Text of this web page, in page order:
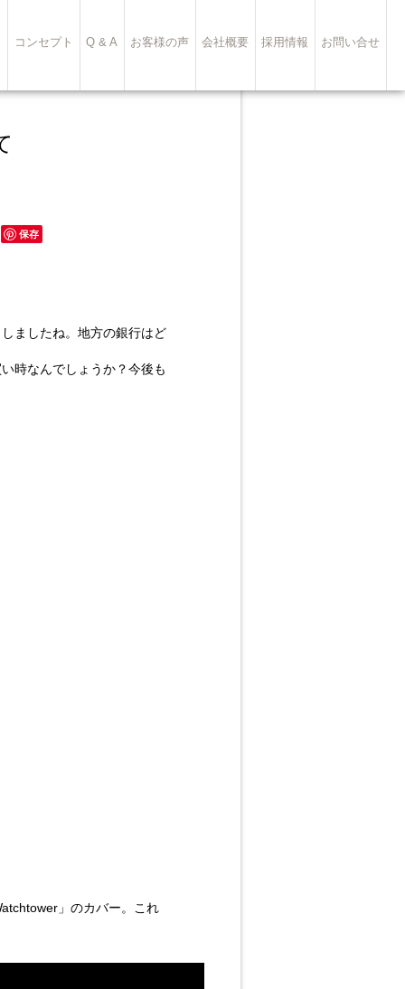
について
保存
ましたね。地方の銀行はど
時なんでしょうか？今後も
」のカバー。これ
コンセプト Q & A お客様の声 会社概要 採用情報 お問い合せ